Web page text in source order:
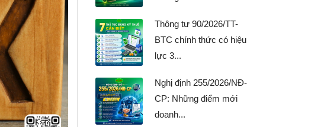
Thông tư 90/2026/TT-
BTC chính thức có hiệu
lực 3...
Nghị định 255/2026/NĐ-
CP: Những điểm mới
doanh...